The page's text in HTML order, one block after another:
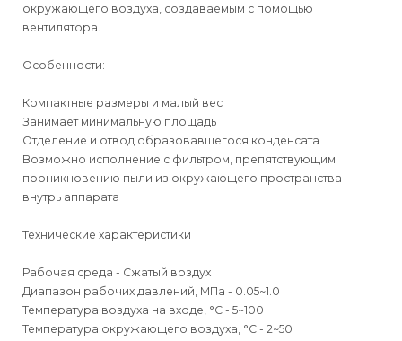
окружающего воздуха, создаваемым с помощью
вентилятора.
Особенности:
Компактные размеры и малый вес
Занимает минимальную площадь
Отделение и отвод образовавшегося конденсата
Возможно исполнение с фильтром, препятствующим
проникновению пыли из окружающего пространства
внутрь аппарата
Технические характеристики
Рабочая среда - Сжатый воздух
Диапазон рабочих давлений, МПа - 0.05~1.0
Температура воздуха на входе, °C - 5~100
Температура окружающего воздуха, °C - 2~50